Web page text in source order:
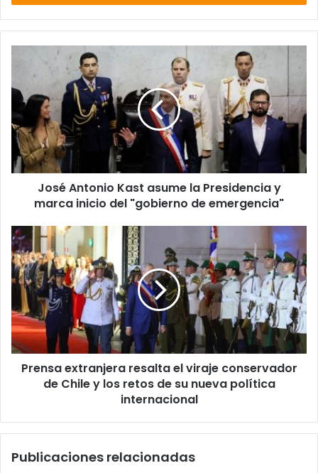
asume
la
Presidencia
marca
inicio
"gobierno
emergencia"
José Antonio Kast asume la Presidencia y
marca inicio del "gobierno de emergencia"
Prensa
extranjera
resalta
el
viraje
conservador
de
Chile
y
los
nueva
internacional
Prensa extranjera resalta el viraje conservador
de Chile y los retos de su nueva política
internacional
Publicaciones relacionadas